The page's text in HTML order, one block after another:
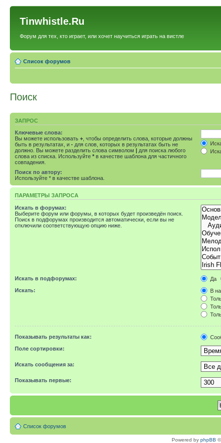
Tinwhistle.Ru
Форум для тех, кто играет, или хочет научиться играть на вистле
Список форумов
Поиск
ЗАПРОС
Ключевые слова:
Вы можете использовать + , чтобы определить слова, которые должны
быть в результатах, и - для слов, которых в результатах быть не
должно. Вы можете разделить слова символом | для поиска любого
слова из списка. Используйте * в качестве шаблона для частичного
совпадения.
Поиск по автору:
Используйте * в качестве шаблона.
ПАРАМЕТРЫ ЗАПРОСА
Искать в форумах:
Выберите форум или форумы, в которых будет произведён поиск.
Поиск в подфорумах производится автоматически, если вы не
отключили соответствующую опцию ниже.
Искать в подфорумах:
Да
Искать:
В
Показывать результаты как:
Поле сортировки:
Искать сообщения за:
Показывать первые:
Список форумов
Powered by phpBB